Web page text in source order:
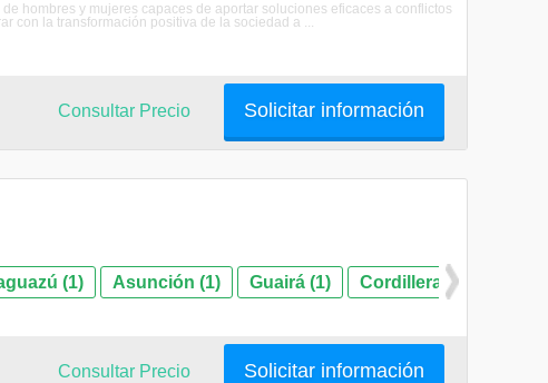
hombres y mujeres capaces de aportar soluciones eficaces a conflictos
con la transformación positiva de la sociedad a ...
Solicitar información
Consultar Precio
(1) Asunción (1) Guairá (1) Cordillera (1)
Solicitar información
Consultar Precio